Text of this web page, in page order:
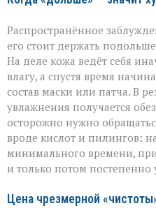
Распространённое
его стоит держать
На деле кожа ведёт себя
влагу, а спустя время
состав маски или патча. В
увлажнения получается
осторожно нужно
вроде кислот и пилингов:
минимального времени,
и только потом постепенно
Цена чрезмерной